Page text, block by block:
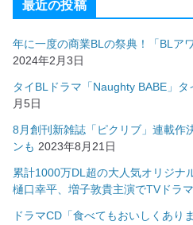
最近の投稿
年に一度の商業BLの祭典！「BLア
2024年2月3日
タイBLドラマ「Naughty BABE」タ
月5日
8月創刊新雑誌「ピクリブ」連載作
ンも 2023年8月21日
累計1000万DL超の大人気オリジナ
樋口幸平、増子敦貴主演でTVドラマ
ドラマCD「食べてもおいしくあり